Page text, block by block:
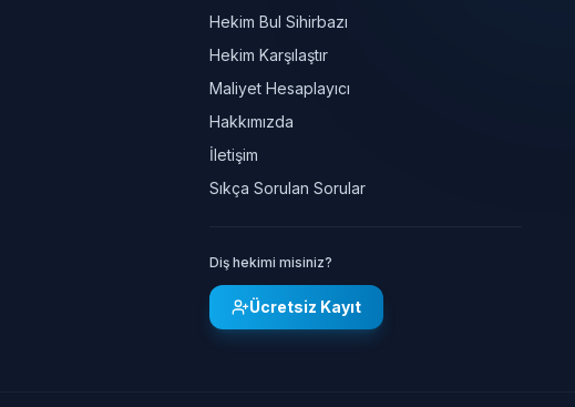
Hekim Bul Sihirbazı
Hekim Karşılaştır
Maliyet Hesaplayıcı
Hakkımızda
İletişim
Sıkça Sorulan Sorular
Diş hekimi misiniz?
Ücretsiz Kayıt